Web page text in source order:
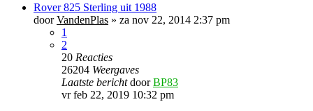
Rover 825 Sterling uit 1988
doorVandenPlas » za nov 22, 2014 2:37 pm
1
2
20 Reacties
26204 Weergaves
Laatste berichtdoorBP83
vr feb 22, 2019 10:32 pm